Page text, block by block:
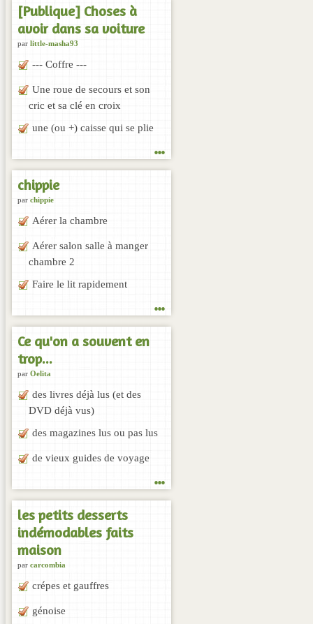
[Publique] Choses à
avoir dans sa voiture
par little-masha93
--- Coffre ---
Une roue de secours et son
cric et sa clé en croix
une (ou +) caisse qui se plie
...
chippie
par chippie
Aérer la chambre
Aérer salon salle à manger
chambre 2
Faire le lit rapidement
...
Ce qu'on a souvent en
trop...
par Oelita
des livres déjà lus (et des
DVD déjà vus)
des magazines lus ou pas lus
de vieux guides de voyage
...
les petits desserts
indémodables faits
maison
par carcombia
crépes et gauffres
génoise